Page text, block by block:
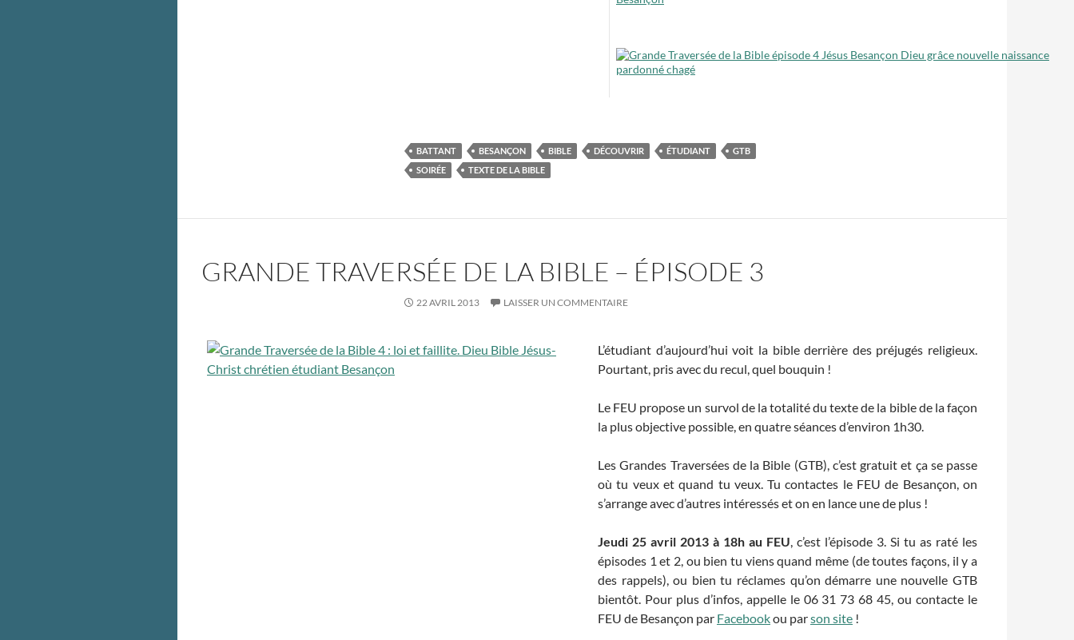
BATTANT BESANÇON BIBLE DÉCOUVRIR ÉTUDIANT
GTB
SOIRÉE
TEXTE DE LA BIBLE
GRANDE TRAVERSÉE DE LA BIBLE – ÉPISODE 3
22 AVRIL 2013 LAISSER UN COMMENTAIRE
L’étudiant d’aujourd’hui voit la bible derrière des préjugés religieux.
Pourtant, pris avec du recul, quel bouquin !
Le FEU propose un survol de la totalité du texte de la bible de la façon
la plus objective possible, en quatre séances d’environ 1h30.
Les Grandes Traversées de la Bible (GTB), c’est gratuit et ça se passe
où tu veux et quand tu veux. Tu contactes le FEU de Besançon, on
s’arrange avec d’autres intéressés et on en lance une de plus !
Jeudi 25 avril 2013 à 18h au FEU, c’est l’épisode 3. Si tu as raté les
épisodes 1 et 2, ou bien tu viens quand même (de toutes façons, il y a
des rappels), ou bien tu réclames qu’on démarre une nouvelle GTB
bientôt. Pour plus d’infos, appelle le 06 31 73 68 45, ou contacte le
FEU de Besançon par Facebookou parson site !